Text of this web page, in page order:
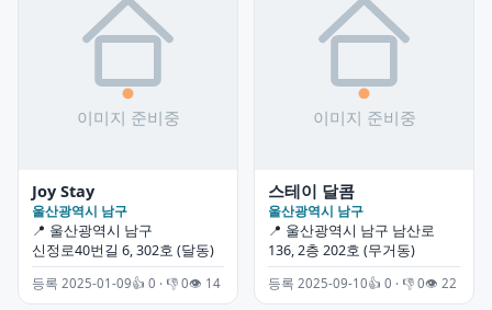
Joy Stay
울산광역시 남구
📍 울산광역시 남구
신정로40번길 6, 302호 (달동)
등록 2025-01-09👍 0 · 👎 0👁 14
스테이 달콤
울산광역시 남구
📍 울산광역시 남구 남산로
136, 2층 202호 (무거동)
등록 2025-09-10👍 0 · 👎 0👁 22